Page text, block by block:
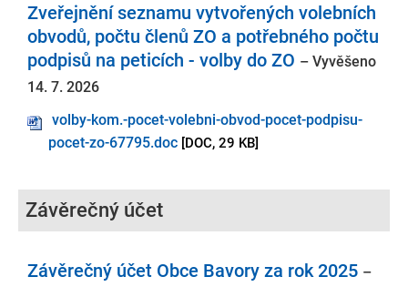
Zveřejnění seznamu vytvořených volebních
obvodů, počtu členů ZO a potřebného počtu
podpisů na peticích - volby do ZO – Vyvěšeno
14. 7. 2026
volby-kom.-pocet-volebni-obvod-pocet-podpisu-
pocet-zo-67795.doc [DOC, 29 KB]
Závěrečný účet
Závěrečný účet Obce Bavory za rok 2025 –